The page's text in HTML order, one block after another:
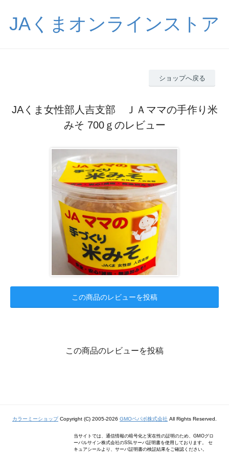
JAくまオンラインストア
ショップへ戻る
JAくま女性部人吉支部 ＪＡママの手作り米
みそ 700ｇのレビュー
この商品のレビューを投稿
この商品のレビューを投稿
カラーミーショップCopyright (C) 2005-2026 GMOペパボ株式会社 All Rights Reserved.
当サイトでは、通信情報の暗号化と実在性の証明のため、GMOグロ
ーバルサイン株式会社のSSLサーバ証明書を使用しております。 セ
キュアシールより、サーバ証明書の検証結果をご確認ください。